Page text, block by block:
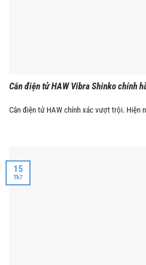
Cân điện tử HAW Vibra Shinko chính
Cân điện tử HAW chính xác vượt trội. Hiện
15
Th7